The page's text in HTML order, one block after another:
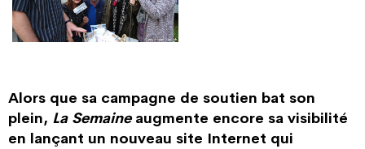
Alors que sa campagne de soutien bat son
plein, La Semaineaugmente encore sa visibilité
en lançant un nouveau site Internet qui